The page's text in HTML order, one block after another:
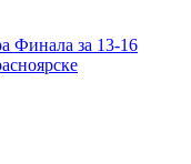
Финала за 13-16